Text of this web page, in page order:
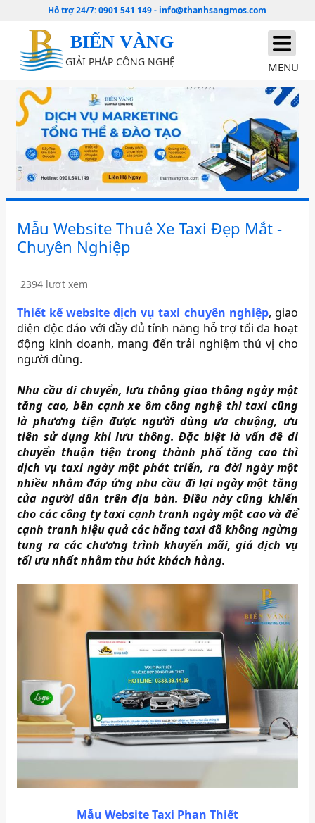
Hỗ trợ 24/7:0901 541 149- info@thanhsangmos.com
BIỂN VÀNG
GIẢI PHÁP CÔNG NGHỆ MENU
Mẫu Website Thuê Xe Taxi Đẹp Mắt -
Chuyên Nghiệp
2394 lượt xem
Thiết kế website dịch vụ taxi chuyên nghiệp, giao
diện độc đáo với đầy đủ tính năng hỗ trợ tối đa hoạt
động kinh doanh, mang đến trải nghiệm thú vị cho
người dùng.
Nhu cầu di chuyển, lưu thông giao thông ngày một
tăng cao, bên cạnh xe ôm công nghệ thì taxi cũng
là phương tiện được người dùng ưa chuộng, ưu
tiên sử dụng khi lưu thông. Đặc biệt là vấn đề di
chuyển thuận tiện trong thành phố tăng cao thì
dịch vụ taxi ngày một phát triển, ra đời ngày một
nhiều nhằm đáp ứng nhu cầu đi lại ngày một tăng
của người dân trên địa bàn. Điều này cũng khiến
cho các công ty taxi cạnh tranh ngày một cao và để
cạnh tranh hiệu quả các hãng taxi đã không ngừng
tung ra các chương trình khuyến mãi, giá dịch vụ
tối ưu nhất nhằm thu hút khách hàng.
Mẫu Website Taxi Phan Thiết